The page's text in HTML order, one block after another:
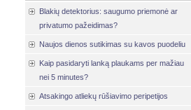
Blakių detektorius: saugumo priemonė ar
privatumo pažeidimas?
Naujos dienos sutikimas su kavos puodeliu
Kaip pasidaryti lanką plaukams per mažiau
nei 5 minutes?
Atsakingo atliekų rūšiavimo peripetijos